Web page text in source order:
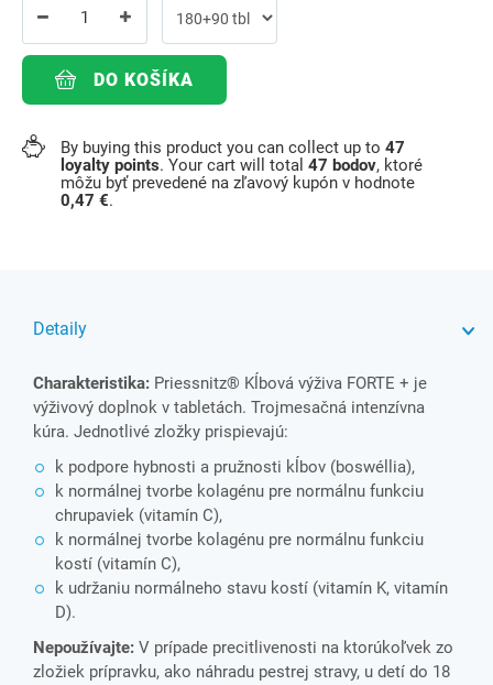
DO KOŠÍKA
By buying this product you can collect up to 47
loyalty points. Your cart will total 47 bodov, ktoré
môžu byť prevedené na zľavový kupón v hodnote
0,47 €.
Detaily
Charakteristika: Priessnitz® Kĺbová výživa FORTE + je
výživový doplnok v tabletách. Trojmesačná intenzívna
kúra. Jednotlivé zložky prispievajú:
k podpore hybnosti a pružnosti kĺbov (boswéllia),
k normálnej tvorbe kolagénu pre normálnu funkciu
chrupaviek (vitamín C),
k normálnej tvorbe kolagénu pre normálnu funkciu
kostí (vitamín C),
k udržaniu normálneho stavu kostí (vitamín K, vitamín
D).
Nepoužívajte: V prípade precitlivenosti na ktorúkoľvek zo
zložiek prípravku, ako náhradu pestrej stravy, u detí do 18